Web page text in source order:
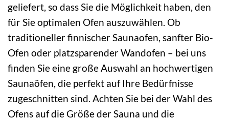
geliefert, so dass Sie die Möglichkeit haben, den
für Sie optimalen Ofen auszuwählen. Ob
traditioneller finnischer Saunaofen, sanfter Bio-
Ofen oder platzsparender Wandofen – bei uns
finden Sie eine große Auswahl an hochwertigen
Saunaöfen, die perfekt auf Ihre Bedürfnisse
zugeschnitten sind. Achten Sie bei der Wahl des
Ofens auf die Größe der Sauna und die